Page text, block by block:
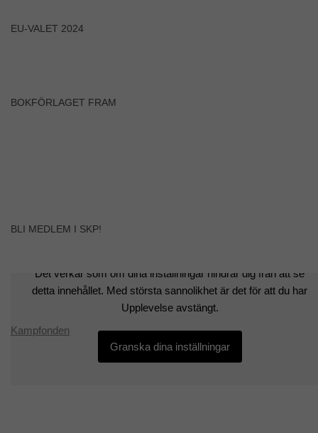
EU-VALET 2024
BOKFÖRLAGET FRAM
BLI MEDLEM I SKP!
Kampfonden
Det verkar som om dina inställningar hindrar dig från att se
detta innehållet. Med största sannolikhet är det för att du har
Upplevelse avstängt.
Granska dina inställningar